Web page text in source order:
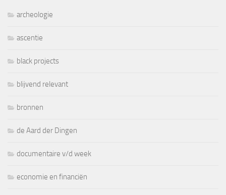
archeologie
ascentie
black projects
blijvend relevant
bronnen
de Aard der Dingen
documentaire v/d week
economie en financiën